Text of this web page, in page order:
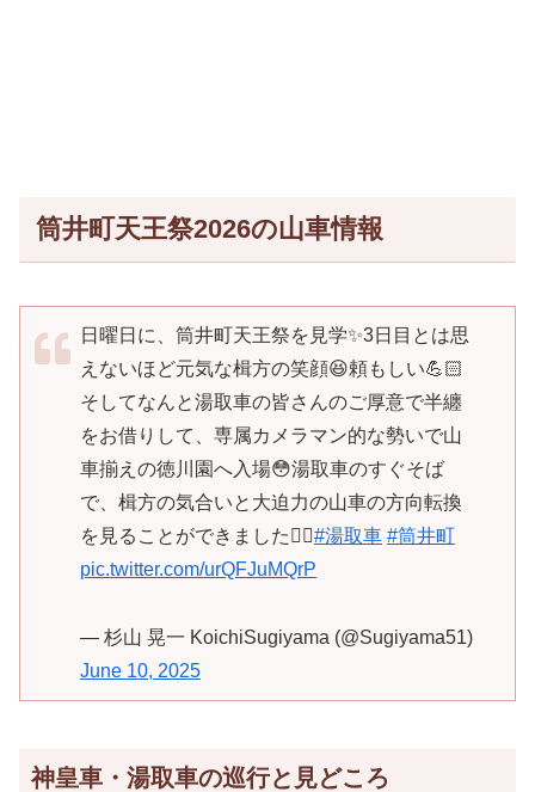
筒井町天王祭2026の山車情報
日曜日に、筒井町天王祭を見学✨3日目とは思
えないほど元気な楫方の笑顔😆頼もしい💪🏻
そしてなんと湯取車の皆さんのご厚意で半纏
をお借りして、専属カメラマン的な勢いで山
車揃えの徳川園へ入場😳湯取車のすぐそば
で、楫方の気合いと大迫力の山車の方向転換
を見ることができました👍🏻#湯取車 #筒井町
pic.twitter.com/urQFJuMQrP
— 杉山 晃一 KoichiSugiyama (@Sugiyama51)
June 10, 2025
神皇車・湯取車の巡行と見どころ